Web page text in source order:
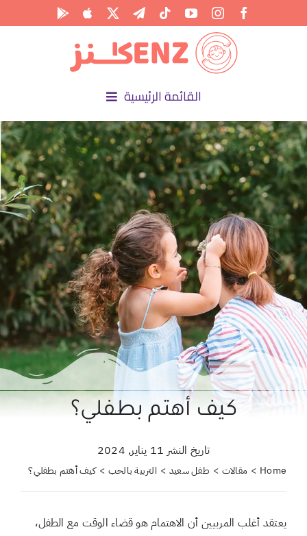
القائمة الرئيسية
الرئيسية
الأكاديمية
الأنشطة
المناسبات
المقالات
حول علمتني كنز
احجزي استشارة
كيف أهتم بطفلي؟
Home مقالات طفل سعيد التربية بالحب كيف أهتم بطفلي؟
تاريخ النشر 11 يناير, 2024
يعتقد أغلب المربيين أن الاهتمام هو قضاء الوقت مع الطفل،